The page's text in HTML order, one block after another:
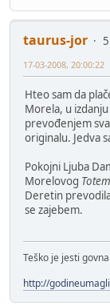
taurus-jor
5
17-03-2008, 20:00:22
Hteo sam da
Morela, u
prevođenjem
originalu. Jedva
Pokojni Ljuba
Morelovog
Deretin
se zajebem.
Teško je jesti
http://